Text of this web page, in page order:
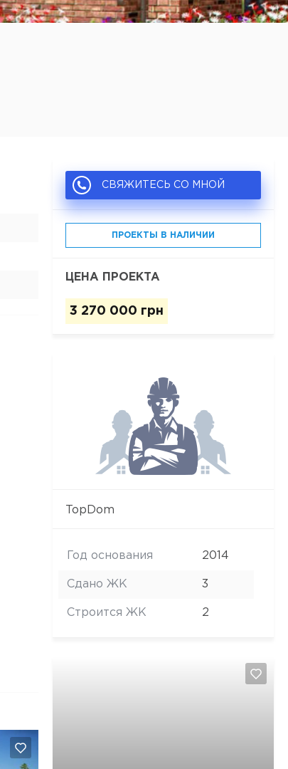
СВЯЖИТЕСЬ СО МНОЙ
ПРОЕКТЫ В НАЛИЧИИ
ЦЕНА ПРОЕКТА
3 270 000 грн
TopDom
Год основания 2014
Сдано ЖК 3
Строится ЖК 2